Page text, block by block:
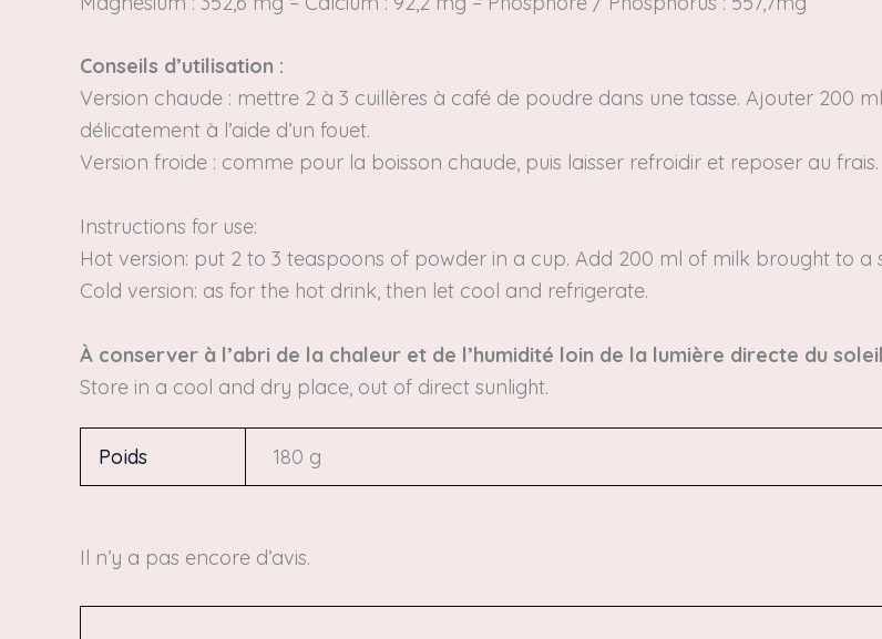
Conseils d’utilisation :
Version chaude : mettre 2 à 3 cuillères à café de poudre dans une tasse. Ajouter 200
délicatement à l’aide d’un fouet.
Version froide : comme pour la boisson chaude, puis laisser refroidir et reposer au frais.
Instructions for use:
Hot version: put 2 to 3 teaspoons of powder in a cup. Add 200 ml of milk brought to a
Cold version: as for the hot drink, then let cool and refrigerate.
À conserver à l’abri de la chaleur et de l’humidité loin de la lumière directe du
Store in a cool and dry place, out of direct sunlight.
Poids 180 g
Il n’y a pas encore d’avis.